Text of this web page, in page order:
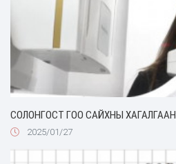
СОЛОНГОСТ ГОО САЙХНЫ
2025/01/27